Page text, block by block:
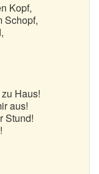
Kopf,
Schopf,
Haus!
aus!
Stund!